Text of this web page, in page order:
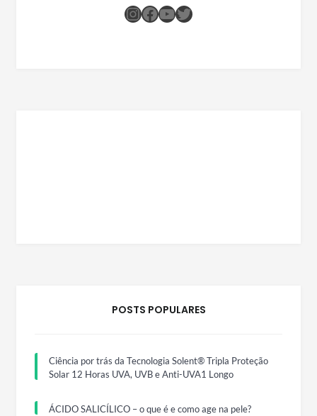
Instagram
Facebook
Youtube
Twitter
POSTS POPULARES
Ciência por trás da Tecnologia Solent® Tripla Proteção
Solar 12 Horas UVA, UVB e Anti-UVA1 Longo
ÁCIDO SALICÍLICO – o que é e como age na pele?